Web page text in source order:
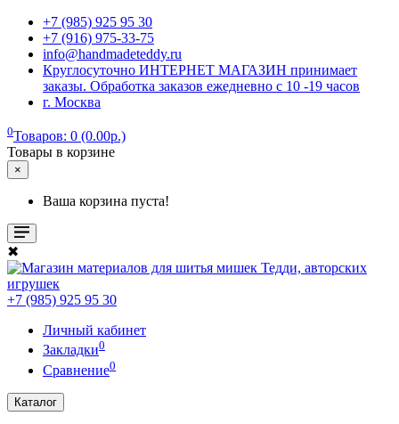
+7 (985) 925 95 30
+7 (916) 975-33-75
info@handmadeteddy.ru
Круглосуточно ИНТЕРНЕТ МАГАЗИН принимает
заказы. Обработка заказов ежедневно с 10 -19 часов
г. Москва
0Товаров: 0 (0.00р.)
Товары в корзине
×
Ваша корзина пуста!
✖
+7 (985) 925 95 30
Личный кабинет
Закладки0
Сравнение0
Каталог